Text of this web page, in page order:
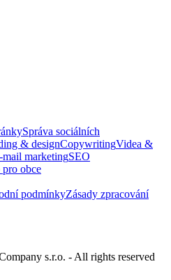
Správa sociálních
& designCopywritingVidea &
mail marketingSEO
obce
podmínkyZásady zpracování
s.r.o. - All rights reserved